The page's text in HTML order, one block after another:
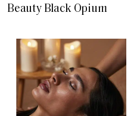
Beauty Black Opium